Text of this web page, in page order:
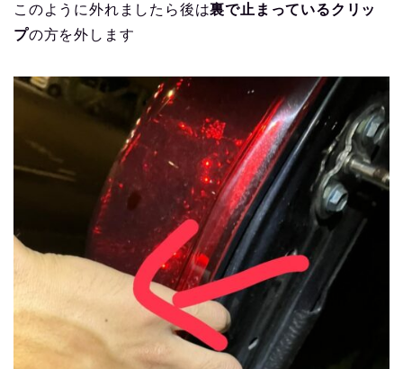
このように外れましたら後は裏で止まっているクリッ
プの方を外します